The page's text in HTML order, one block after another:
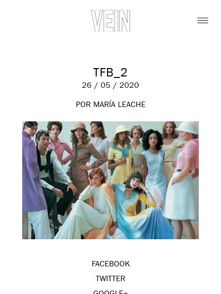
TFB_2
26 / 05 / 2020
POR MARÍA LEACHE
FACEBOOK
TWITTER